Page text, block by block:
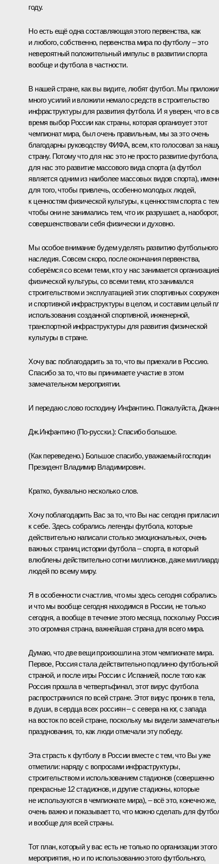
году.
Но есть ещё одна составляющая этого первенства, как
и любого, собственно, первенства мира по футболу – это
невероятный положительный импульс в развитии спорта
вообще и футбола в частности.
В нашей стране, как вы видите, любят футбол. Мы
много усилий и вложили немало средств в строительство
инфраструктуры для развития футбола. И я уверен, что в
время выбор России как страны, которая организует этот
чемпионат мира, был очень правильным, мы за это очень
благодарны руководству ФИФА, всем, кто голосовал за
страну. Потому что для нас это не просто развитие футбола,
для нас это развитие массового вида спорта (а футбол
является одним из наиболее массовых видов спорта),
для того, чтобы привлечь, особенно молодых людей,
к ценностям физической культуры, к ценностям спорта с
чтобы они не занимались тем, что их разрушает, а, наоборот,
совершенствовали себя физически и духовно.
Мы особое внимание будем уделять развитию футбольного
наследия. Совсем скоро, после окончания первенства,
соберёмся со всеми теми, кто у нас занимается
физической культуры, со всеми теми, кто занимался
строительством и эксплуатацией этих спортивных
и спортивной инфраструктуры в целом, и составим целый
использования созданной спортивной, инженерной,
транспортной инфраструктуры для развития физической
культуры в стране.
Хочу вас поблагодарить за то, что вы приехали в Россию.
Спасибо за то, что вы принимаете участие в этом
замечательном мероприятии.
И передаю слово господину Инфантино. Пожалуйста,
Дж.Инфантино (По-русски.): Спасибо большое.
(Как переведено.) Большое спасибо, уважаемый господин
Президент Владимир Владимирович.
Кратко, буквально несколько слов.
Хочу поблагодарить Вас за то, что Вы нас сегодня
к себе. Здесь собрались легенды футбола, которые
действительно написали столько эмоциональных, очень
важных страниц истории футбола – спорта, в который
влюблены действительно сотни миллионов, даже
людей по всему миру.
Я в особенности счастлив, что мы здесь сегодня собрались
и что мы вообще сегодня находимся в России, не только
сегодня, а вообще в течение этого месяца, поскольку
это огромная страна, важнейшая страна для всего мира.
Думаю, что две вещи произошли на этом чемпионате мира.
Первое, Россия стала действительно подлинно футбольной
страной, и после игры России с Испанией, после того как
Россия прошла в четвертьфинал, этот вирус футбола
распространился по всей стране. Этот вирус проник в тела,
в души, в сердца всех россиян – с севера на юг, с запада
на восток по всей стране, поскольку мы видели
празднования, то, как люди отмечали эту победу.
Эта страсть к футболу в России вместе с тем, что Вы уже
отметили: наряду с вопросами инфраструктуры,
строительством и использованием стадионов (совершенно
прекрасные 12 стадионов, и другие стадионы, которые
не используются в чемпионате мира), – всё это, конечно же,
очень важно и показывает то, что можно сделать для
и вообще для всей страны.
Тот план, который у вас есть не только по организации этого
мероприятия, но и по использованию этого футбольного,